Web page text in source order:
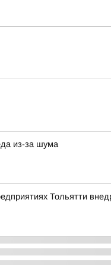
из-за шума
Тольятти